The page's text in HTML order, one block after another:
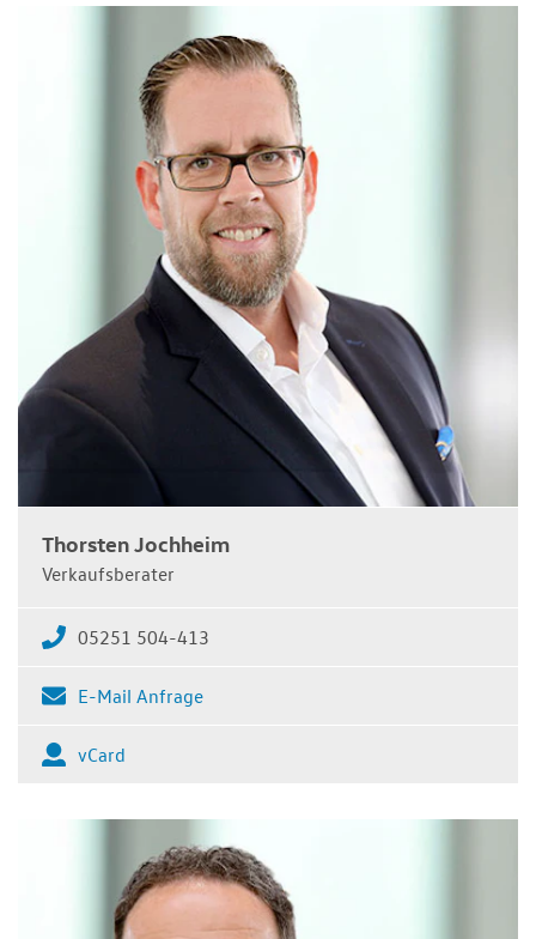
Thorsten Jochheim
Verkaufsberater
05251 504-413
E-Mail Anfrage
vCard